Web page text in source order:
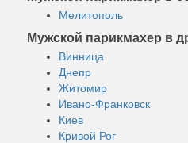
Мелитополь
Мужской парикмахер в
Винница
Днепр
Житомир
Ивано-Франковск
Киев
Кривой Рог